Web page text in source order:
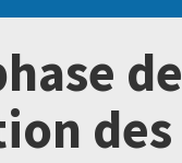
de
des